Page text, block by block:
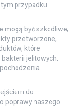
przypadku
mogą być szkodliwe,
przetworzone,
które
jelitowych,
pochodzenia
do
poprawy naszego